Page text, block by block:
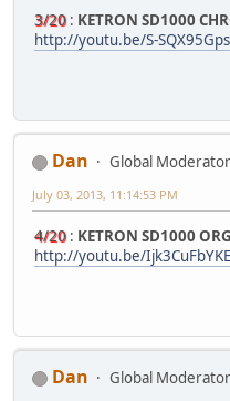
3/20: KETRON SD1000
http://youtu.be/S-
Dan
Global Moderator
July 03, 2013, 11:14:53 PM
4/20: KETRON SD1000
http://youtu.be/Ijk3CuFbYKE
Dan
Global Moderator